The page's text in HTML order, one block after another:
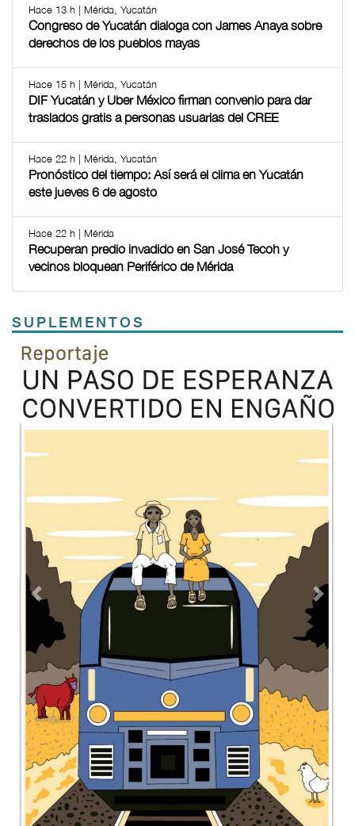
Hace 13 h | Mérida, Yucatán
Congreso de Yucatán dialoga con James Anaya sobre
derechos de los pueblos mayas
Hace 15 h | Mérida, Yucatán
DIF Yucatán y Uber México firman convenio para dar
traslados gratis a personas usuarias del CREE
Hace 22 h | Mérida, Yucatán
Pronóstico del tiempo: Así será el clima en Yucatán
este jueves 6 de agosto
Hace 22 h | Mérida
Recuperan predio invadido en San José Tecoh y
vecinos bloquean Periférico de Mérida
SUPLEMENTOS
Previous
TODOS LOS SUPLEMENTOS
Contacto Directorio Aviso de privacidad
Copyright ©2026 Todos los derechos reservados | La Jornada
Maya